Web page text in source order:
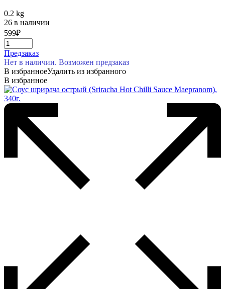
0.2 kg
26 в наличии
599₽
Предзаказ
Нет в наличии. Возможен предзаказ
В избранноеУдалить из избранного
В избранное